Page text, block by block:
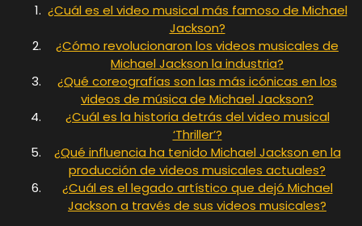
¿Cuál es el video musical más famoso de Michael
Jackson?
¿Cómo revolucionaron los videos musicales de
Michael Jackson la industria?
¿Qué coreografías son las más icónicas en los
videos de música de Michael Jackson?
¿Cuál es la historia detrás del video musical
‘Thriller’?
¿Qué influencia ha tenido Michael Jackson en la
producción de videos musicales actuales?
¿Cuál es el legado artístico que dejó Michael
Jackson a través de sus videos musicales?